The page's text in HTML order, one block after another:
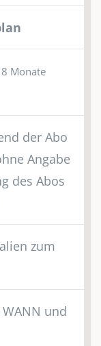
Monate
der Abo
Angabe
des Abos
zum
und